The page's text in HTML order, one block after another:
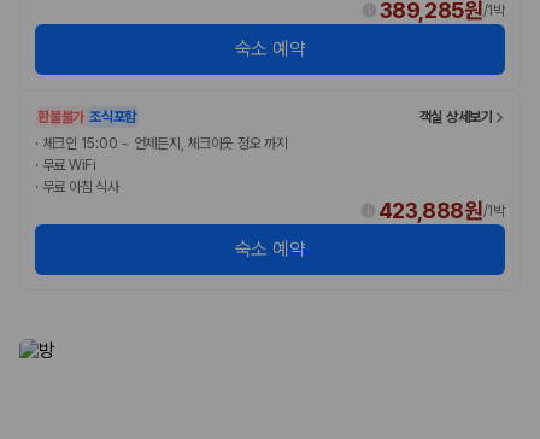
389,285원/1박
숙소 예약
환불불가 조식포함
객실 상세보기
· 체크인 15:00 ~ 언제든지, 체크아웃 정오 까지
· 무료 WiFi
· 무료 아침 식사
423,888원/1박
숙소 예약